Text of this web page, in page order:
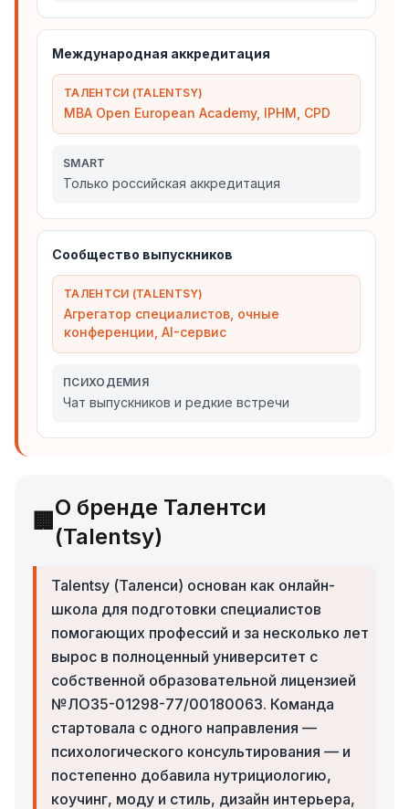
Международная аккредитация
ТАЛЕНТСИ (TALENTSY)
MBA Open European Academy, IPHM, CPD
SMART
Только российская аккредитация
Сообщество выпускников
ТАЛЕНТСИ (TALENTSY)
Агрегатор специалистов, очные
конференции, AI-сервис
ПСИХОДЕМИЯ
Чат выпускников и редкие встречи
🏢
О бренде Талентси
(Talentsy)
Talentsy (Таленси) основан как онлайн-
школа для подготовки специалистов
помогающих профессий и за несколько лет
вырос в полноценный университет с
собственной образовательной лицензией
№ЛО35-01298-77/00180063. Команда
стартовала с одного направления —
психологического консультирования — и
постепенно добавила нутрициологию,
коучинг, моду и стиль, дизайн интерьера,